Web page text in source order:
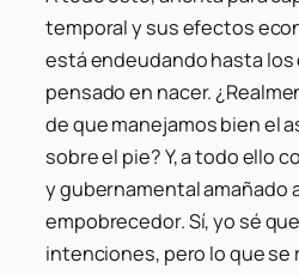
temporal y sus efectos
está endeudando hasta los
pensado en nacer.
de que manejamos bien el
sobre el pie? Y, a todo ello
y gubernamental amañado
empobrecedor. Sí, yo sé
intenciones, pero lo que se